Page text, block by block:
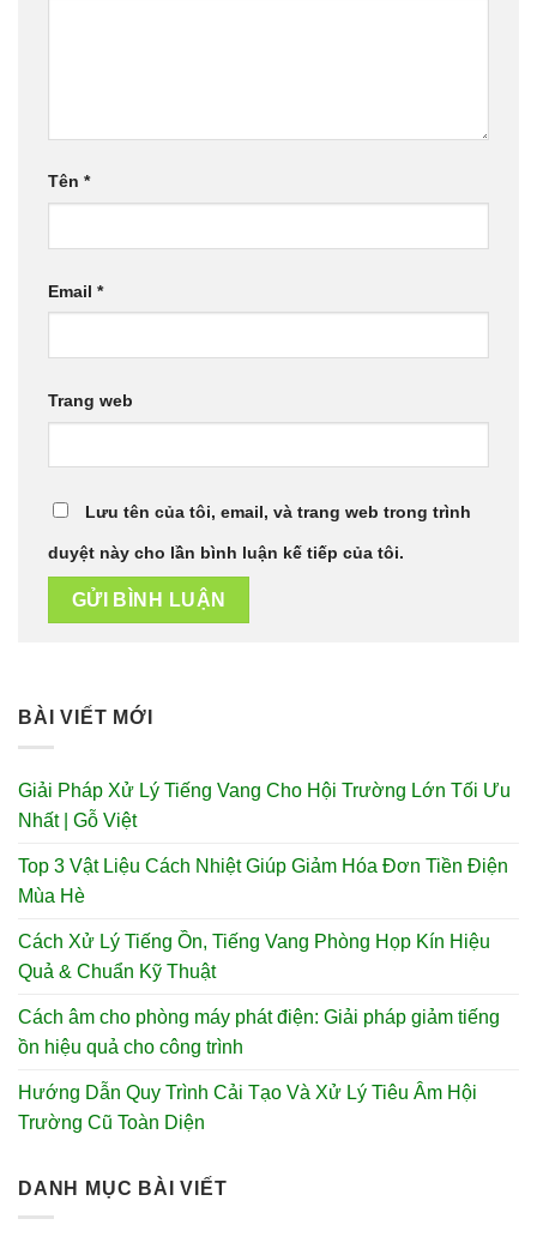
Tên *
Email *
Trang web
Lưu tên của tôi, email, và trang web trong trình
duyệt này cho lần bình luận kế tiếp của tôi.
BÀI VIẾT MỚI
Giải Pháp Xử Lý Tiếng Vang Cho Hội Trường Lớn Tối Ưu
Nhất | Gỗ Việt
Top 3 Vật Liệu Cách Nhiệt Giúp Giảm Hóa Đơn Tiền Điện
Mùa Hè
Cách Xử Lý Tiếng Ồn, Tiếng Vang Phòng Họp Kín Hiệu
Quả & Chuẩn Kỹ Thuật
Cách âm cho phòng máy phát điện: Giải pháp giảm tiếng
ồn hiệu quả cho công trình
Hướng Dẫn Quy Trình Cải Tạo Và Xử Lý Tiêu Âm Hội
Trường Cũ Toàn Diện
DANH MỤC BÀI VIẾT